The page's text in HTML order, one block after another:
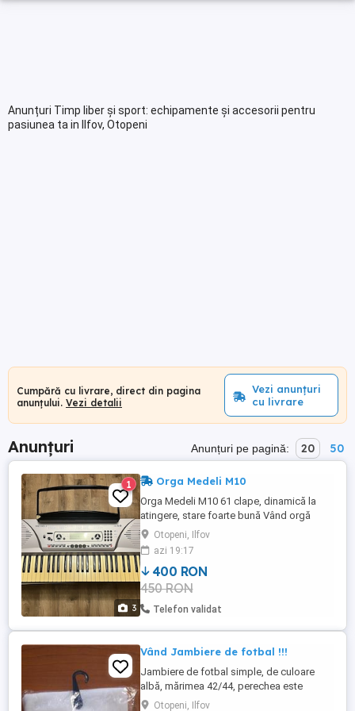
Anunțuri Timp liber și sport: echipamente și accesorii pentru
pasiunea ta in Ilfov, Otopeni
Cumpără cu livrare, direct din pagina
anunțului. Vezi detalii
Vezi anunțuri
cu livrare
Anunțuri Anunțuri pe pagină: 20 50
3
1 Orga Medeli M10
Orga Medeli M10 61 clape, dinamică la
atingere, stare foarte bună Vând orgă
Medeli M10, în stare foarte bună, perfect
funcțională. Ideală pentru începători, copii
sau pentru cei care doresc să învețe să
cânte la clape. Caracteristici: * 61 clape cu
sensibilitate la atingere (Touch Response)
* 157 ...
Otopeni, Ilfov
azi 19:17
400 RON
450 RON
Telefon validat
Vând Jambiere de fotbal !!!
Jambiere de fotbal simple, de culoare
albă, mărimea 42/44, perechea este
fabricată din 90% nylon și 10% spandex
Otopeni, Ilfov